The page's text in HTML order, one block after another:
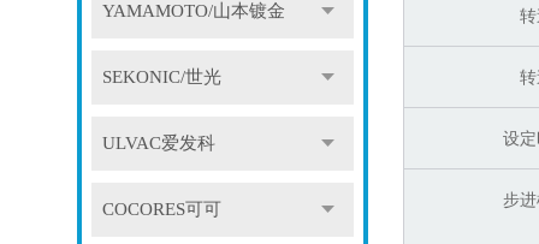
YAMAMOTO/山本镀金
SEKONIC/世光
ULVAC爱发科
COCORES可可
设
步